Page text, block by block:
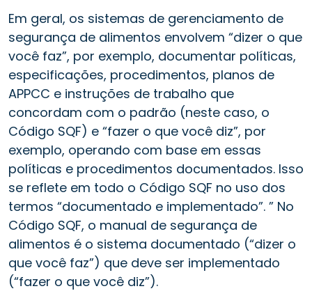
Em geral, os sistemas de gerenciamento de
segurança de alimentos envolvem “dizer o que
você faz”, por exemplo, documentar políticas,
especificações, procedimentos, planos de
APPCC e instruções de trabalho que
concordam com o padrão (neste caso, o
Código SQF) e “fazer o que você diz”, por
exemplo, operando com base em essas
políticas e procedimentos documentados. Isso
se reflete em todo o Código SQF no uso dos
termos “documentado e implementado”. ” No
Código SQF, o manual de segurança de
alimentos é o sistema documentado (“dizer o
que você faz”) que deve ser implementado
(“fazer o que você diz”).